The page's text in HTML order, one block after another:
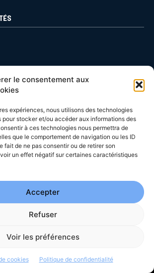
le consentement aux
expériences, nous utilisons des technologies
pour stocker et/ou accéder aux informations des
à ces technologies nous permettra de
que le comportement de navigation ou les ID
fait de ne pas consentir ou de retirer son
un effet négatif sur certaines caractéristiques
Accepter
Refuser
Voir les préférences
cookies Politique de confidentialité
- Conditions| Crédits photos